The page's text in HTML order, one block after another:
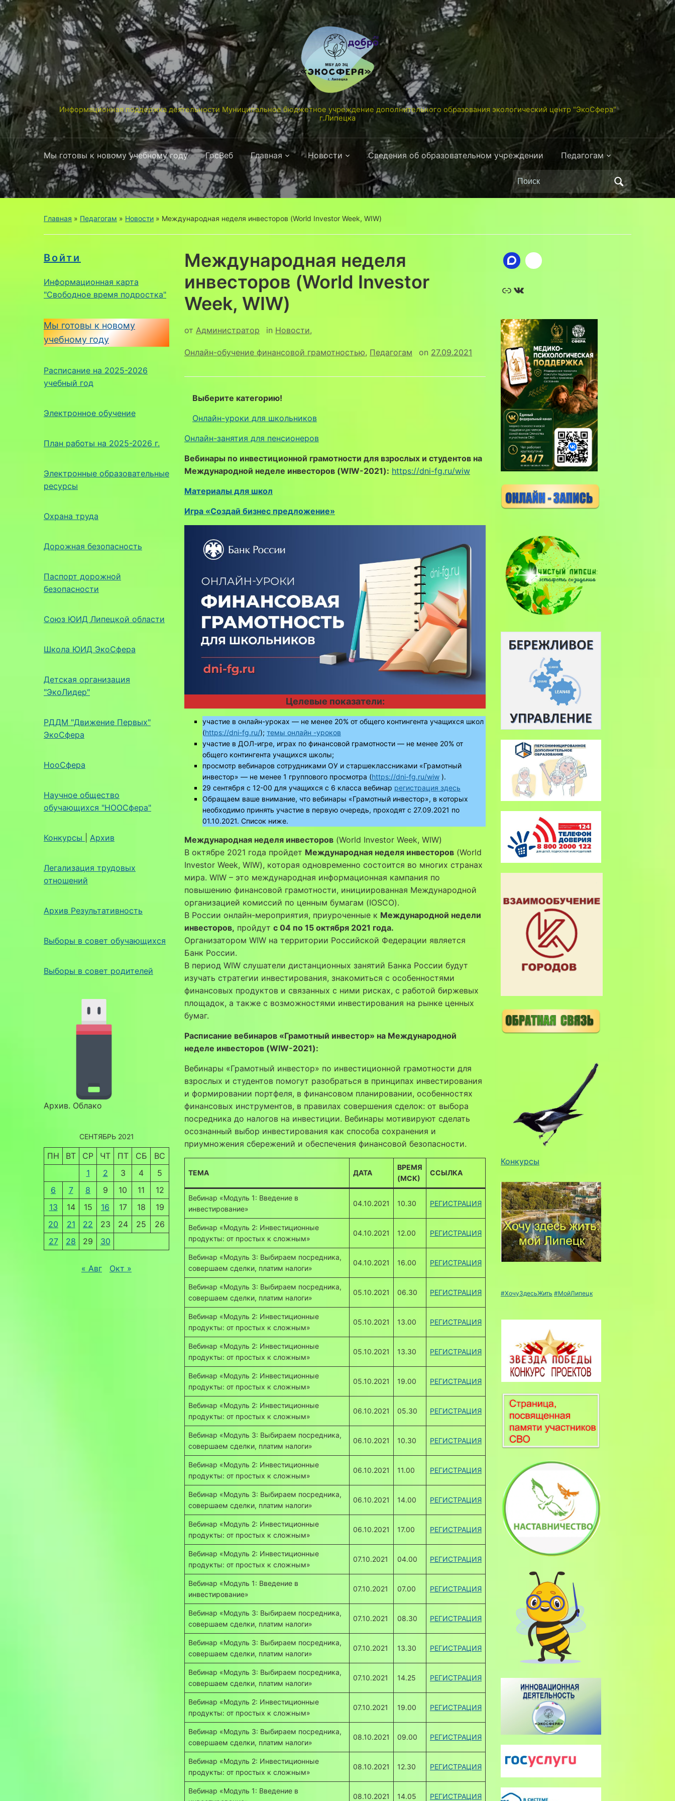
Информационная поддержка деятельности Муниципальное бюджетное учреждение дополнительного образования экологический центр "ЭкоСфера"
г.Липецка
Мы готовы к новому учебному году ГосВеб Главная Новости Сведения об образовательном учреждении Педагогам
Поиск
по:
Главная » Педагогам » Новости » Международная неделя инвесторов (World Investor Week, WIW)
Войти
Информационная карта
"Свободное время подростка"
Мы готовы к новому
учебному году
Расписание на 2025-2026
учебный год
Электронное обучение
План работы на 2025-2026 г.
Электронные образовательные
ресурсы
Охрана труда
Дорожная безопасность
Паспорт дорожной
безопасности
Союз ЮИД Липецкой области
Школа ЮИД ЭкоСфера
Детская организация
"ЭкоЛидер"
РДДМ "Движение Первых"
ЭкоСфера
НооСфера
Научное общество
обучающихся "НООСфера"
Конкурсы Архив
Легализация трудовых
отношений
Архив Результативность
Выборы в совет обучающихся
Выборы в совет родителей
Архив. Облако
СЕНТЯБРЬ 2021
ПН ВТ СР ЧТ ПТ СБ
ВС
1
2 3 4
5
6
7 8 9 10 11
12
13
14 15 16 17 18
19
20
21 22 23 24 25
26
27
28 29 30
« Авг Окт »
Международная неделя
инвесторов (World Investor
Week, WIW)
от Администратор in Новости,
Онлайн-обучение финансовой грамотностью, Педагогам on 27.09.2021
Выберите категорию!
Онлайн-уроки для школьников
Онлайн-занятия для пенсионеров
Вебинары по инвестиционной грамотности для взрослых и студентов на
Международной неделе инвесторов (WIW-2021): https://dni-fg.ru/wiw
Материалы для школ
Игра «Создай бизнес предложение»
Целевые показатели:
участие в онлайн-уроках — не менее 20% от общего контингента учащихся школ
(https://dni-fg.ru/); темы онлайн -уроков
участие в ДОЛ-игре, играх по финансовой грамотности — не менее 20% от
общего контингента учащихся школы;
просмотр вебинаров сотрудниками ОУ и старшеклассниками «Грамотный
инвестор» — не менее 1 группового просмотра (https://dni-fg.ru/wiw ).
29 сентября с 12-00 для учащихся с 6 класса вебинар регистрация здесь
Обращаем ваше внимание, что вебинары «Грамотный инвестор», в которых
необходимо принять участие в первую очередь, проходят с 27.09.2021 по
01.10.2021. Список ниже.
Международная неделя инвесторов (World Investor Week, WIW)
В октябре 2021 года пройдет Международная неделя инвесторов (World
Investor Week, WIW), которая одновременно состоится во многих странах
мира. WIW – это международная информационная кампания по
повышению финансовой грамотности, инициированная Международной
организацией комиссий по ценным бумагам (IOSCO).
В России онлайн-мероприятия, приуроченные к Международной недели
инвесторов, пройдут с 04 по 15 октября 2021 года.
Организатором WIW на территории Российской Федерации является
Банк России.
В период WIW слушатели дистанционных занятий Банка России будут
изучать стратегии инвестирования, знакомиться с особенностями
финансовых продуктов и связанных с ними рисках, с работой биржевых
площадок, а также с возможностями инвестирования на рынке ценных
бумаг.
Расписание вебинаров «Грамотный инвестор» на Международной
неделе инвесторов (WIW-2021):
Вебинары «Грамотный инвестор» по инвестиционной грамотности для
взрослых и студентов помогут разобраться в принципах инвестирования
и формировании портфеля, в финансовом планировании, особенностях
финансовых инструментов, в правилах совершения сделок: от выбора
посредника до налогов на инвестиции. Вебинары мотивируют сделать
осознанный выбор инвестирования как способа сохранения и
приумножения сбережений и обеспечения финансовой безопасности.
ТЕМА ДАТА
ВРЕМЯ
(МСК)
ССЫЛКА
Вебинар «Модуль 1: Введение в
инвестирование»
04.10.2021 10.30 РЕГИСТРАЦИЯ
Вебинар «Модуль 2: Инвестиционные
продукты: от простых к сложным»
04.10.2021 12.00 РЕГИСТРАЦИЯ
Вебинар «Модуль 3: Выбираем посредника,
совершаем сделки, платим налоги»
04.10.2021 16.00 РЕГИСТРАЦИЯ
Вебинар «Модуль 3: Выбираем посредника,
совершаем сделки, платим налоги»
05.10.2021 06.30 РЕГИСТРАЦИЯ
Вебинар «Модуль 2: Инвестиционные
продукты: от простых к сложным»
05.10.2021 13.00 РЕГИСТРАЦИЯ
Вебинар «Модуль 2: Инвестиционные
продукты: от простых к сложным»
05.10.2021 13.30 РЕГИСТРАЦИЯ
Вебинар «Модуль 2: Инвестиционные
продукты: от простых к сложным»
05.10.2021 19.00 РЕГИСТРАЦИЯ
Вебинар «Модуль 2: Инвестиционные
продукты: от простых к сложным»
06.10.2021 05.30 РЕГИСТРАЦИЯ
Вебинар «Модуль 3: Выбираем посредника,
совершаем сделки, платим налоги»
06.10.2021 10.30 РЕГИСТРАЦИЯ
Вебинар «Модуль 2: Инвестиционные
продукты: от простых к сложным»
06.10.2021 11.00 РЕГИСТРАЦИЯ
Вебинар «Модуль 3: Выбираем посредника,
совершаем сделки, платим налоги»
06.10.2021 14.00 РЕГИСТРАЦИЯ
Вебинар «Модуль 2: Инвестиционные
продукты: от простых к сложным»
06.10.2021 17.00 РЕГИСТРАЦИЯ
Вебинар «Модуль 2: Инвестиционные
продукты: от простых к сложным»
07.10.2021 04.00 РЕГИСТРАЦИЯ
Вебинар «Модуль 1: Введение в
инвестирование»
07.10.2021 07.00 РЕГИСТРАЦИЯ
Вебинар «Модуль 3: Выбираем посредника,
совершаем сделки, платим налоги»
07.10.2021 08.30 РЕГИСТРАЦИЯ
Вебинар «Модуль 3: Выбираем посредника,
совершаем сделки, платим налоги»
07.10.2021 13.30 РЕГИСТРАЦИЯ
Вебинар «Модуль 3: Выбираем посредника,
совершаем сделки, платим налоги»
07.10.2021 14.25 РЕГИСТРАЦИЯ
Вебинар «Модуль 2: Инвестиционные
продукты: от простых к сложным»
07.10.2021 19.00 РЕГИСТРАЦИЯ
Вебинар «Модуль 3: Выбираем посредника,
совершаем сделки, платим налоги»
08.10.2021 09.00 РЕГИСТРАЦИЯ
Вебинар «Модуль 2: Инвестиционные
продукты: от простых к сложным»
08.10.2021 12.30 РЕГИСТРАЦИЯ
Вебинар «Модуль 1: Введение в
08.10.2021 14.05 РЕГИСТРАЦИЯ
Ссылка
Конкурсы
#ХочуЗдесьЖить #МойЛипецк